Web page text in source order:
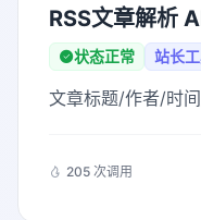
RSS文章解析
状态正常 站长
文章标题/作者/时
205 次调用